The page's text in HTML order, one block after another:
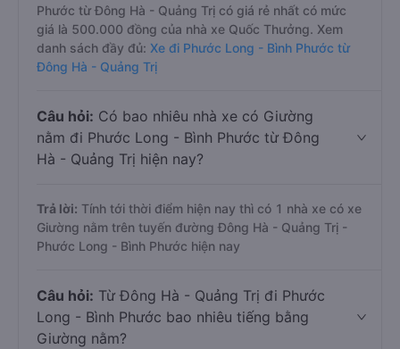
Phước từ Đông Hà - Quảng Trị có giá rẻ nhất có mức
giá là 500.000 đồng của nhà xe Quốc Thưởng. Xem
danh sách đầy đủ: Xe đi Phước Long - Bình Phước từ
Đông Hà - Quảng Trị
Câu hỏi: Có bao nhiêu nhà xe có Giường
nằm đi Phước Long - Bình Phước từ Đông
Hà - Quảng Trị hiện nay?
Trả lời: Tính tới thời điểm hiện nay thì có 1 nhà xe có xe
Giường nằm trên tuyến đường Đông Hà - Quảng Trị -
Phước Long - Bình Phước hiện nay
Câu hỏi: Từ Đông Hà - Quảng Trị đi Phước
Long - Bình Phước bao nhiêu tiếng bằng
Giường nằm?